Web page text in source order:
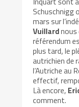
Schuschnigg
mars sur
Vuillardnous
référendum
plus tard, le
autrichien de
l’Autriche au
effectif,
Là encore,
comment.